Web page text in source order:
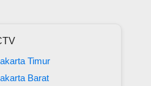
Timur
Barat